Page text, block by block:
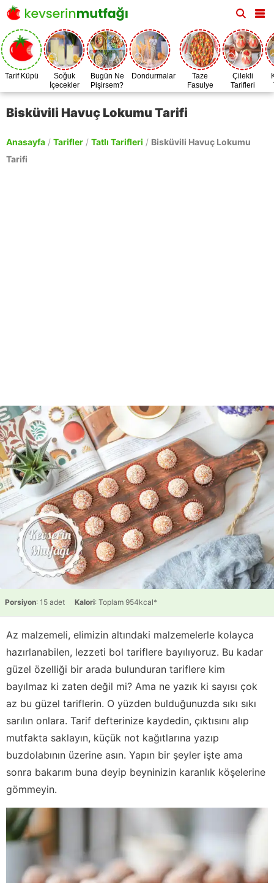
Tarif Küpü
Soğuk
İçecekler
Bugün Ne
Pişirsem?
Dondurmalar
Taze
Fasulye
Zamanı
Çilekli
Tarifleri
Bisküvili Havuç Lokumu Tarifi
Anasayfa / Tarifler / Tatlı Tarifleri / Bisküvili Havuç Lokumu
Tarifi
Porsiyon: 15 adet Kalori: Toplam 954kcal*
Az malzemeli, elimizin altındaki malzemelerle kolayca
hazırlanabilen, lezzeti bol tariflere bayılıyoruz. Bu kadar
güzel özelliği bir arada bulunduran tariflere kim
bayılmaz ki zaten değil mi? Ama ne yazık ki sayısı çok
az bu güzel tariflerin. O yüzden bulduğunuzda sıkı sıkı
sarılın onlara. Tarif defterinize kaydedin, çıktısını alıp
mutfakta saklayın, küçük not kağıtlarına yazıp
buzdolabının üzerine asın. Yapın bir şeyler işte ama
sonra bakarım buna deyip beyninizin karanlık köşelerine
gömmeyin.